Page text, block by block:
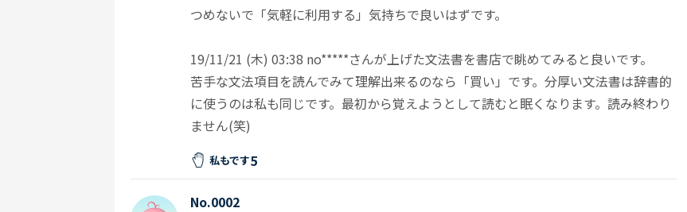
つめないで「気軽に利用する」気持ちで良いはずです。
19/11/21 (木) 03:38 no*****さんが上げた文法書を書店で眺めてみると良いです。
苦手な文法項目を読んでみて理解出来るのなら「買い」です。分厚い文法書は辞書的
に使うのは私も同じです。最初から覚えようとして読むと眠くなります。読み終わり
ません(笑)
私もです5
No.0002